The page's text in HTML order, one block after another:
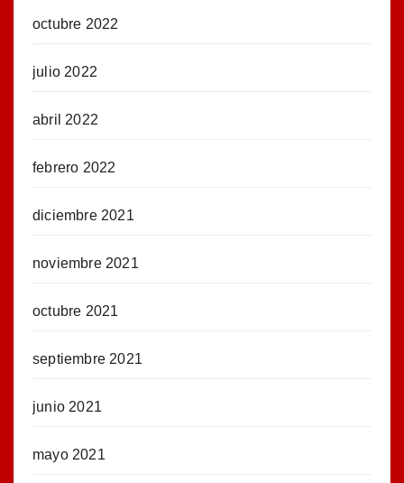
octubre 2022
julio 2022
abril 2022
febrero 2022
diciembre 2021
noviembre 2021
octubre 2021
septiembre 2021
junio 2021
mayo 2021